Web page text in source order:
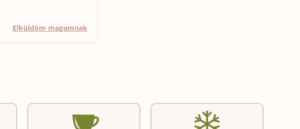
Elküldöm magamnak